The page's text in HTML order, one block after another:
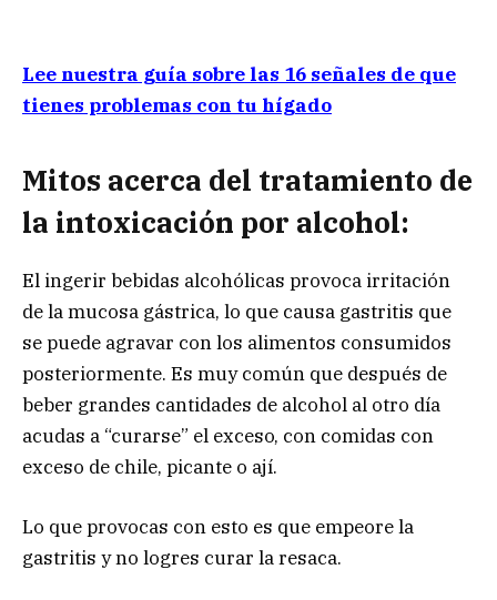
Lee nuestra guía sobre las 16 señales de que
tienes problemas con tu hígado
Mitos acerca del tratamiento de
la intoxicación por alcohol:
El ingerir bebidas alcohólicas provoca irritación
de la mucosa gástrica, lo que causa gastritis que
se puede agravar con los alimentos consumidos
posteriormente. Es muy común que después de
beber grandes cantidades de alcohol al otro día
acudas a “curarse” el exceso, con comidas con
exceso de chile, picante o ají.
Lo que provocas con esto es que empeore la
gastritis y no logres curar la resaca.